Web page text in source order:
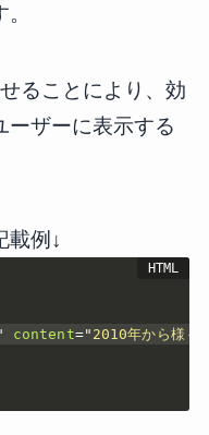
ることにより、効
ーザーに表示する
載例↓
content=" 2010年から様々